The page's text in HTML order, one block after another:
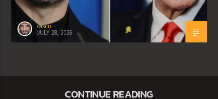
rasco
JULY 28, 2026
CONTINUE READING